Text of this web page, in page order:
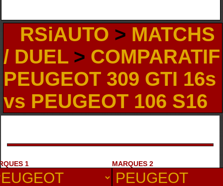
RSiAUTO > MATCHS
/ DUEL> COMPARATIF
PEUGEOT 309 GTI 16s
vs PEUGEOT 106 S16
1 MARQUES 2